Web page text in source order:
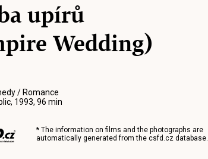
upírů
Wedding)
/ Romance
1993, 96 min
* The information on films and the photographs are
automatically generated from the csfd.czdatabase.